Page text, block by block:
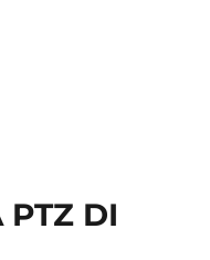
PTZ DI